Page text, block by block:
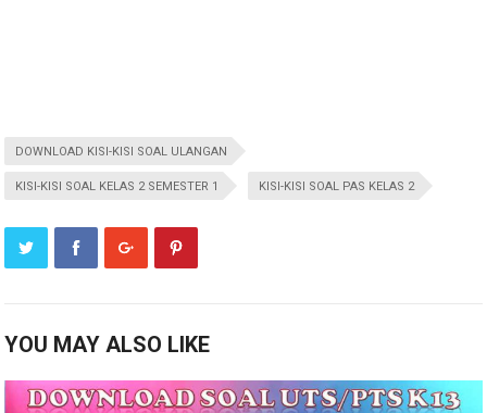
DOWNLOAD KISI-KISI SOAL ULANGAN
KISI-KISI SOAL KELAS 2 SEMESTER 1 KISI-KISI SOAL PAS KELAS 2
YOU MAY ALSO LIKE